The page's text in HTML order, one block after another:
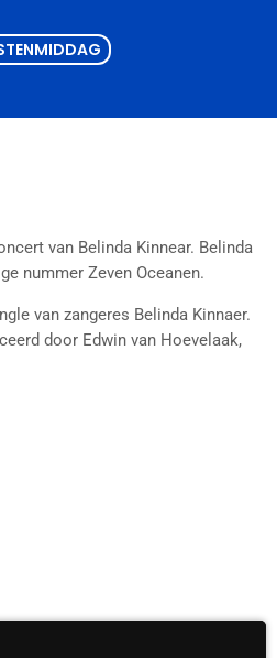
van Belinda Kinnear. Belinda
nummer Zeven Oceanen.
van zangeres Belinda Kinnaer.
door Edwin van Hoevelaak,